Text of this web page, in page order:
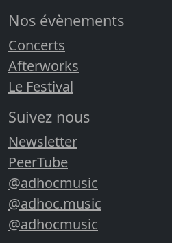
Nos évènements
Concerts
Afterworks
Le Festival
Suivez nous
Newsletter
PeerTube
@adhocmusic
@adhoc.music
@adhocmusic